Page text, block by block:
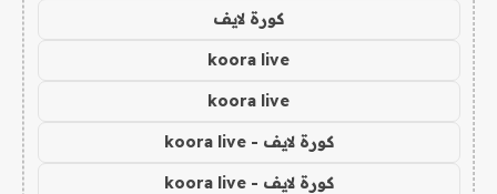
كورة لايف
koora live
koora live
كورة لايف - koora live
كورة لايف - koora live